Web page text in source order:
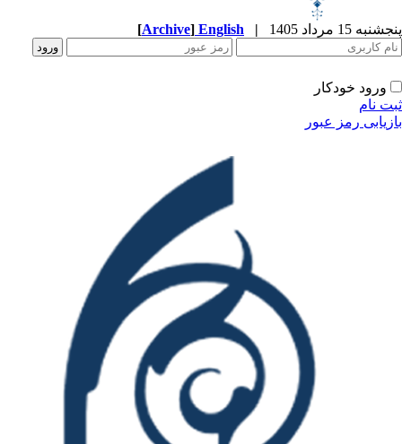
|
English
[ Archive
عبور